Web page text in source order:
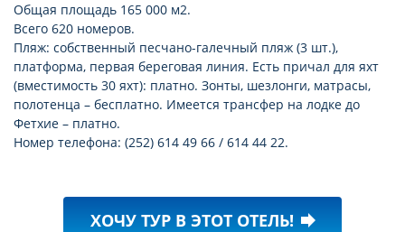
Общая площадь 165 000 м2.
Всего 620 номеров.
Пляж: собственный песчано-галечный пляж (3 шт.),
платформа, первая береговая линия. Есть причал для яхт
(вместимость 30 яхт): платно. Зонты, шезлонги, матрасы,
полотенца – бесплатно. Имеется трансфер на лодке до
Фетхие – платно.
Номер телефона: (252) 614 49 66 / 614 44 22.
ХОЧУ ТУР В ЭТОТ ОТЕЛЬ! forward